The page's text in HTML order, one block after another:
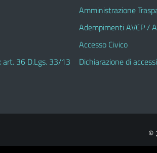
art. 36 D.Lgs. 33/13
Amministrazione
Adempimenti AVCP /
Accesso Civico
Dichiarazione di
©